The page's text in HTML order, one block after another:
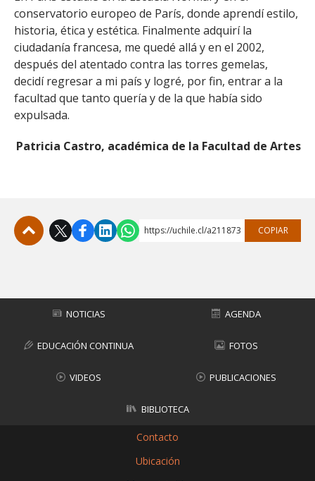
conservatorio europeo de París, donde aprendí estilo,
historia, ética y estética. Finalmente adquirí la
ciudadanía francesa, me quedé allá y en el 2002,
después del atentado contra las torres gemelas,
decidí regresar a mi país y logré, por fin, entrar a la
facultad que tanto quería y de la que había sido
expulsada.
Patricia Castro, académica de la Facultad de Artes
https://uchile.cl/a211873 COPIAR
NOTICIAS AGENDA
EDUCACIÓN CONTINUA FOTOS
VIDEOS PUBLICACIONES
BIBLIOTECA
Contacto
Ubicación